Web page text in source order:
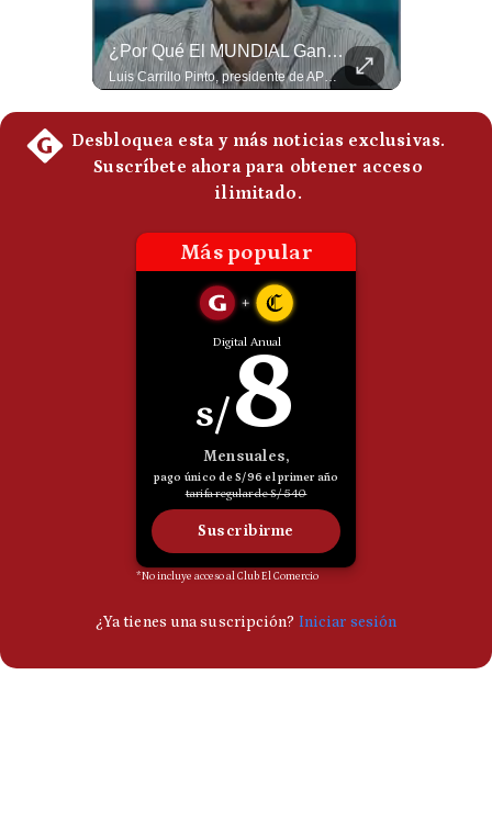
¿Por Qué El MUNDIAL Gana Menos Que La NFL? | #EnClaveEconómica
Luis Carrillo Pinto, presidente de APEMD,compara el negocio de la Copa del Mundo con las principales ligas estadounidenses: la FIFA recauda alrededor de US$15,000 millones en cuatro años, mientras que la NFL genera cerca de US$20,000 millones en solo un año. El Presidente de la Asociación Peruana de Marketing Deportivo explica los planes de Infantino para vender el 20% de una nueva empresa encargada de los activos comerciales del Mundial. #FIFA #NFL #MarketingDeportivo #LuisCarrilloPinto #APEMD #Mundial #Futbol #Deportes #Negocios #Shorts 👉 Suscríbete y activa la campana para no perderte nuestro análisis diario. 🌎 Síguenos en nuestras redes sociales: 📌 Web oficial: https://gestion.pe/mundo/ 📌 LinkedIn: http://bit.ly/3HYIET0 📌 X (Twitter): http://bit.ly/4noZtX9 📌 TikTok: http://bit.ly/4evB6TO